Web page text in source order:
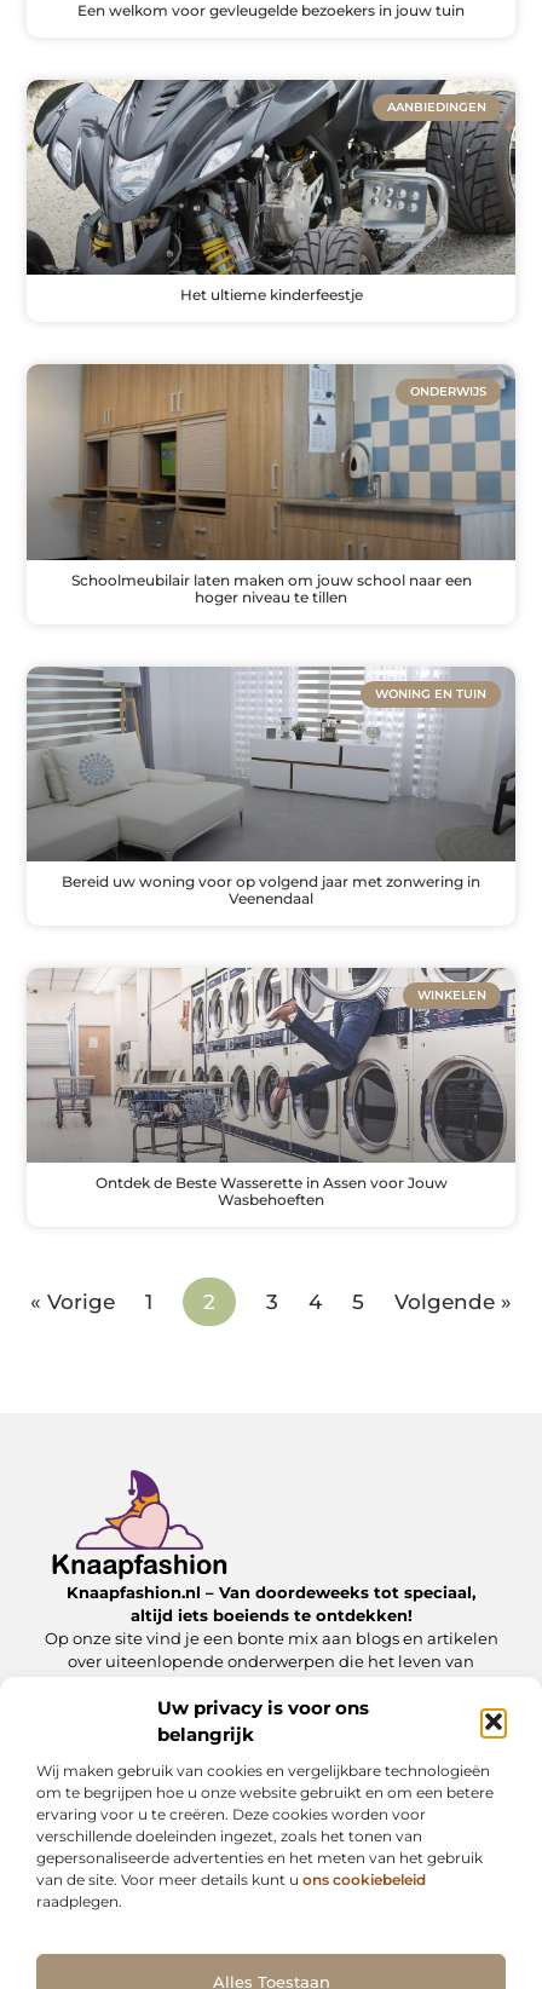
Uw privacy is voor ons
belangrijk
Wij maken gebruik van cookies en vergelijkbare technologieën
om te begrijpen hoe u onze website gebruikt en om een betere
ervaring voor u te creëren. Deze cookies worden voor
verschillende doeleinden ingezet, zoals het tonen van
gepersonaliseerde advertenties en het meten van het gebruik
van de site. Voor meer details kunt u ons cookiebeleid
raadplegen.
Alles Toestaan
Een welkom voor gevleugelde bezoekers in jouw tuin
AANBIEDINGEN
Het ultieme kinderfeestje
ONDERWIJS
Schoolmeubilair laten maken om jouw school naar een
hoger niveau te tillen
WONING EN TUIN
Bereid uw woning voor op volgend jaar met zonwering in
Veenendaal
WINKELEN
Ontdek de Beste Wasserette in Assen voor Jouw
Wasbehoeften
« Vorige 1 2 3 4 5 Volgende »
Knaapfashion.nl – Van doordeweeks tot speciaal,
altijd iets boeiends te ontdekken!
Op onze site vind je een bonte mix aan blogs en artikelen
over uiteenlopende onderwerpen die het leven van
Onze informatie
Bericht categorie